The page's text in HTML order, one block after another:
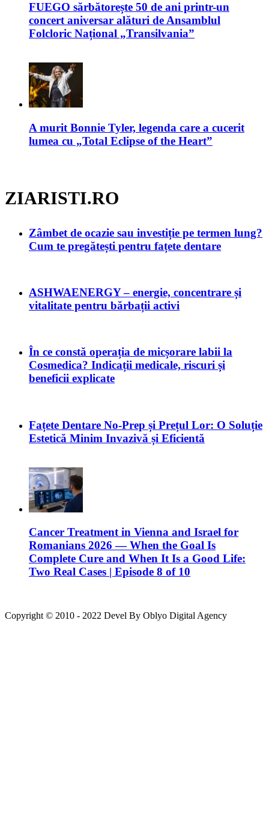
FUEGO sărbătorește 50 de ani printr-un
concert aniversar alături de Ansamblul
Folcloric Național „Transilvania”
A murit Bonnie Tyler, legenda care a cucerit
lumea cu „Total Eclipse of the Heart”
ZIARISTI.RO
Zâmbet de ocazie sau investiție pe termen lung?
Cum te pregătești pentru fațete dentare
ASHWAENERGY – energie, concentrare și
vitalitate pentru bărbații activi
În ce constă operația de micșorare labii la
Cosmedica? Indicații medicale, riscuri și
beneficii explicate
Fațete Dentare No-Prep și Prețul Lor: O Soluție
Estetică Minim Invazivă și Eficientă
Cancer Treatment in Vienna and Israel for
Romanians 2026 — When the Goal Is
Complete Cure and When It Is a Good Life:
Two Real Cases | Episode 8 of 10
Copyright © 2010 - 2022 Devel By Oblyo Digital Agency